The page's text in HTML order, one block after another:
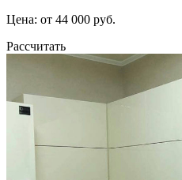
Цена: от 44 000 руб.
Рассчитать